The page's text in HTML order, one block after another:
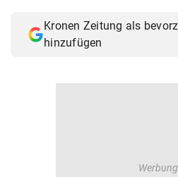
Kronen Zeitung als
hinzufügen